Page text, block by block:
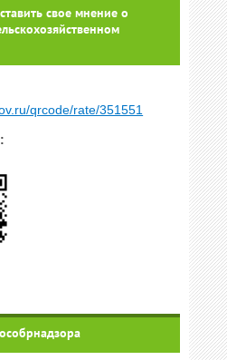
свое мнение о
qrcode/rate/351551